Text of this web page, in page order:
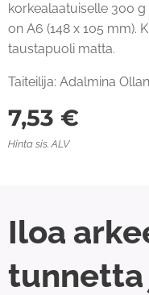
korkealaatuiselle 300
on A6 (148 x 105 mm).
taustapuoli matta.
Taiteilija: Adalmina
7,53 €
Hinta sis. ALV
Iloa
tunnetta